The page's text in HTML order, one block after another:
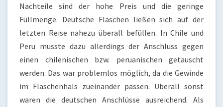
Nachteile sind der hohe Preis und die geringe
Füllmenge. Deutsche Flaschen ließen sich auf der
letzten Reise nahezu überall befüllen. In Chile und
Peru musste dazu allerdings der Anschluss gegen
einen chilenischen bzw. peruanischen getauscht
werden. Das war problemlos möglich, da die Gewinde
im Flaschenhals zueinander passen. Überall sonst
waren die deutschen Anschlüsse ausreichend. Als